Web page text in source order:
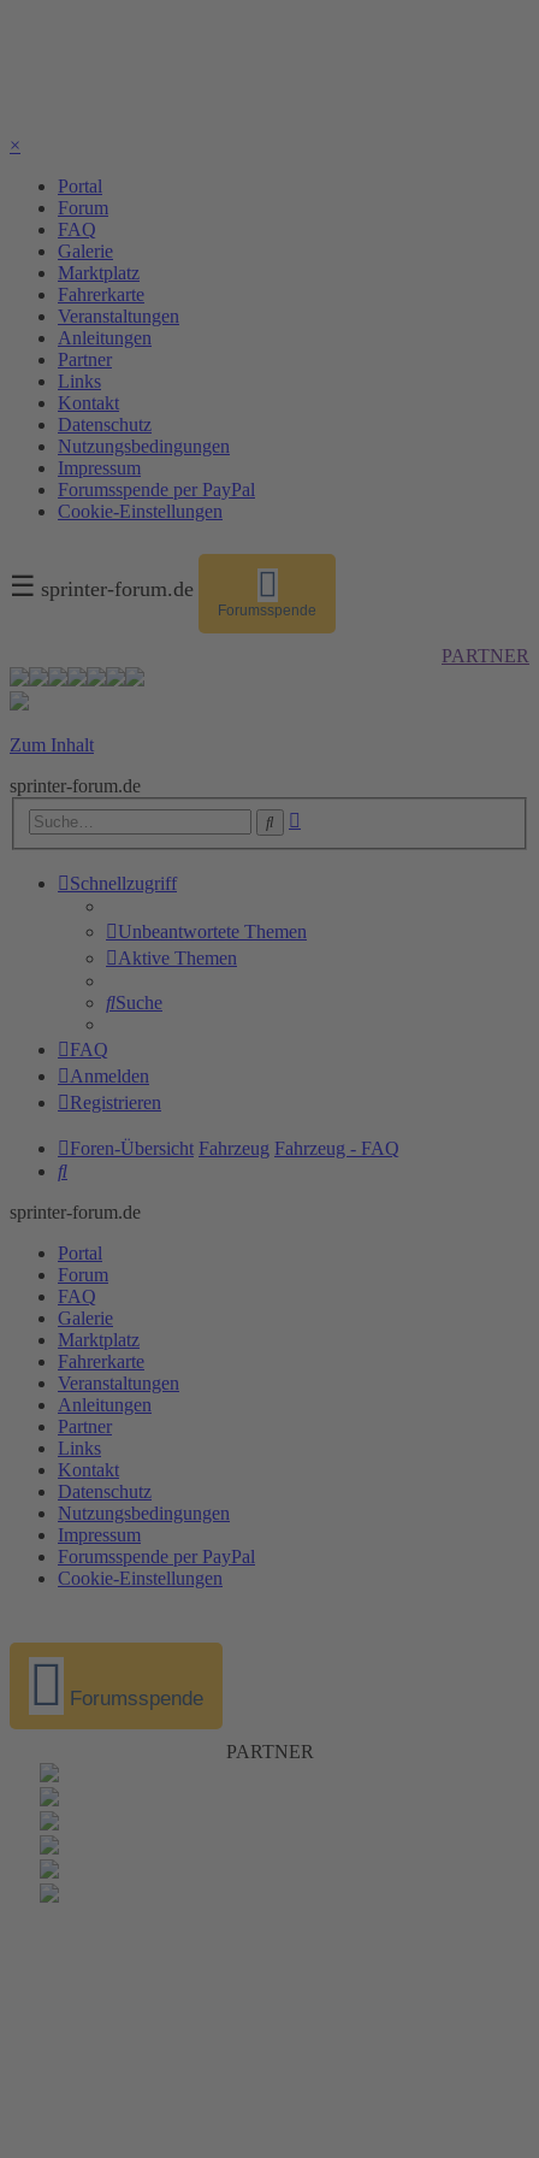
×
Portal
Forum
FAQ
Galerie
Marktplatz
Fahrerkarte
Veranstaltungen
Anleitungen
Partner
Links
Kontakt
Datenschutz
Nutzungsbedingungen
Impressum
Forumsspende per PayPal
Cookie-Einstellungen
☰ sprinter-forum.de
Forumsspende
PARTNER
Zum Inhalt
sprinter-forum.de
Suche
Schnellzugriff
Unbeantwortete Themen
Aktive Themen
Suche
FAQ
Anmelden
Registrieren
Foren-Übersicht Fahrzeug Fahrzeug - FAQ
Suche
sprinter-forum.de
Portal
Forum
FAQ
Galerie
Marktplatz
Fahrerkarte
Veranstaltungen
Anleitungen
Partner
Links
Kontakt
Datenschutz
Nutzungsbedingungen
Impressum
Forumsspende per PayPal
Cookie-Einstellungen
Forumsspende
PARTNER